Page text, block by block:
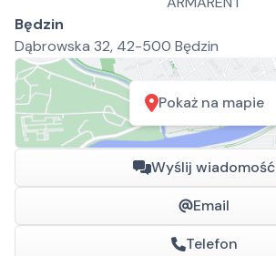
Będzin
Dąbrowska 32, 42-500 Będzin
Pokaż na mapie
Wyślij wiadomość
Email
Telefon